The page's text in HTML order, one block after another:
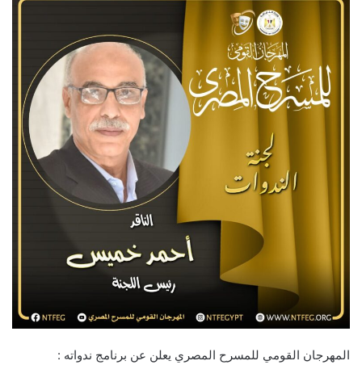
المهرجان القومي للمسرح المصري يعلن عن برنامج ندواته :